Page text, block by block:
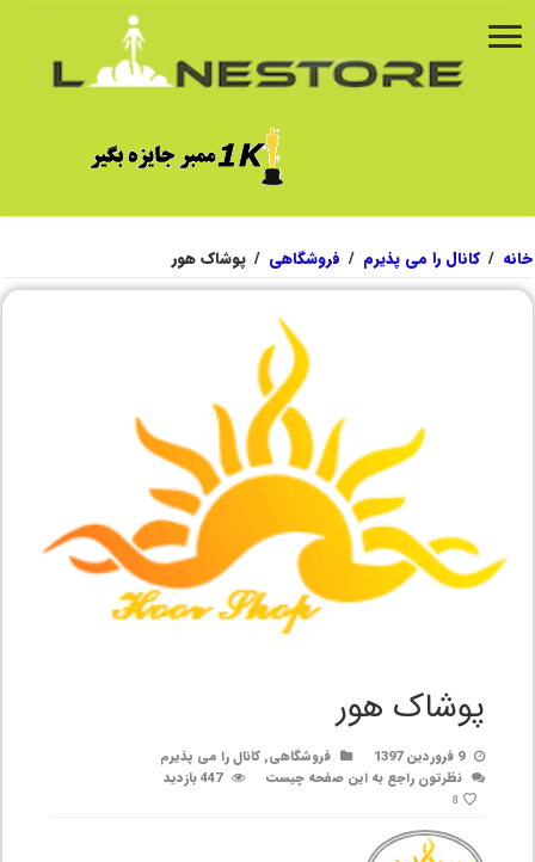
خانه / کانال را می پذیرم / فروشگاهی / پوشاک هور
پوشاک هور
9 فروردین 1397 فروشگاهی,کانال را می پذیرم
نظرتون راجع به این صفحه چیست
447 بازدید
8